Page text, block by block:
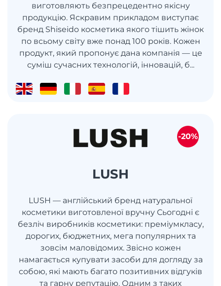
виготовляють безпрецедентно якісну
продукцію. Яскравим прикладом виступає
бренд Shiseido косметика якого тішить жінок
по всьому світу вже понад 100 років. Кожен
продукт, який пропонує дана компанія — це
суміш сучасних технологій, інновацій, б...
LUSH
LUSH — англійський бренд натуральної
косметики виготовленої вручну Сьогодні є
безліч виробників косметики: преміумкласу,
дорогих, бюджетних, мега популярних та
зовсім маловідомих. Звісно кожен
намагається купувати засоби для догляду за
собою, які мають багато позитивних відгуків
та гарну репутацію. Одним з таких
-20%